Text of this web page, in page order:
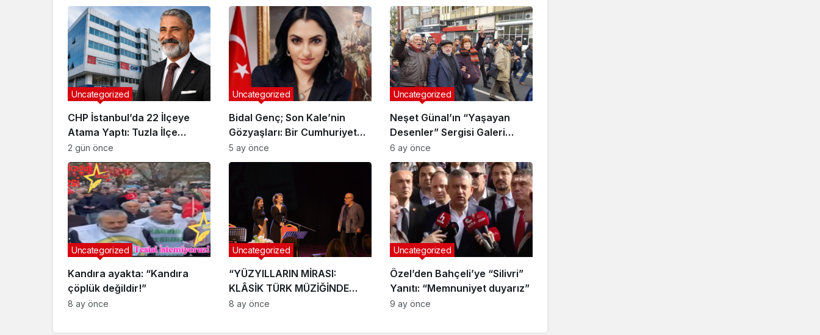
CHP İstanbul’da 22 İlçeye
Atama Yaptı: Tuzla İlçe
Başkanlığı’na Hasan
Uzunyayla Getirildi
Uncategorized
2 gün önce
Bidal Genç; Son Kale’nin
Gözyaşları: Bir Cumhuriyet
Muhasebesi
Uncategorized
5 ay önce
Neşet Günal’ın “Yaşayan
Desenler” Sergisi Galeri
Selvin’de
Uncategorized
6 ay önce
Kandıra ayakta: “Kandıra
çöplük değildir!”
Uncategorized
8 ay önce
“YÜZYILLARIN MİRASI:
KLÂSİK TÜRK MÜZİĞİNDE
DÖNEMSEL YOLCULUK”
Uncategorized
8 ay önce
Özel’den Bahçeli’ye “Silivri”
Yanıtı: “Memnuniyet duyarız”
Uncategorized
9 ay önce